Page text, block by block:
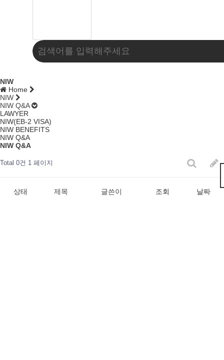
NIW
Home
NIW
NIW Q&A
LAWYER
NIW(EB-2 VISA)
NIW BENEFITS
NIW Q&A
NIW Q&A
Total 0건 1 페이지
상태 제목 글쓴이 조회 날짜